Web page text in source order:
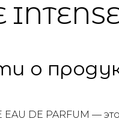
о
EAU DE PARFUM